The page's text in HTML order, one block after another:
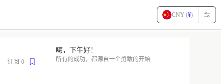
CNY (¥)
订阅 0
嗨，下午好！
所有的成功，都源自一个勇敢的开始